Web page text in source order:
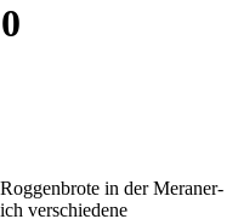
in der Meraner-
verschiedene